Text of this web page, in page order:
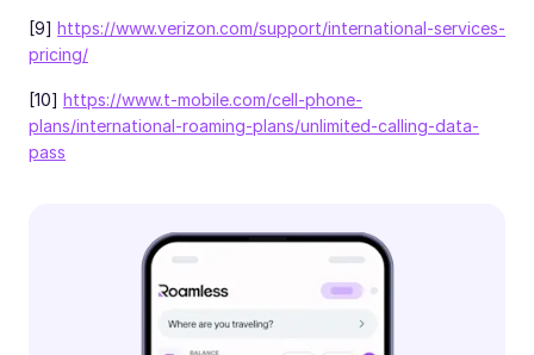
[9] https://www.verizon.com/support/international-services-
pricing/
[10] https://www.t-mobile.com/cell-phone-
plans/international-roaming-plans/unlimited-calling-data-
pass